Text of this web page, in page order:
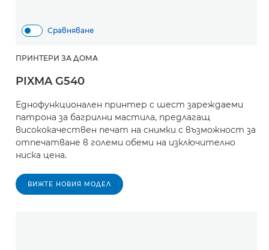
Сравняване
ПРИНТЕРИ ЗА ДОМА
PIXMA G540
Еднофункционален принтер с шест зареждаеми
патрона за багрилни мастила, предлагащ
висококачествен печат на снимки с възможност за
отпечатване в големи обеми на изключително
ниска цена.
ВИЖТЕ НОВИЯ МОДЕЛ